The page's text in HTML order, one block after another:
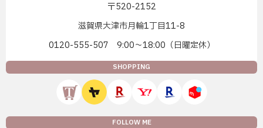
〒520-2152
滋賀県大津市月輪1丁目11-8
0120-555-507 9:00〜18:00（日曜定休）
SHOPPING
FOLLOW ME